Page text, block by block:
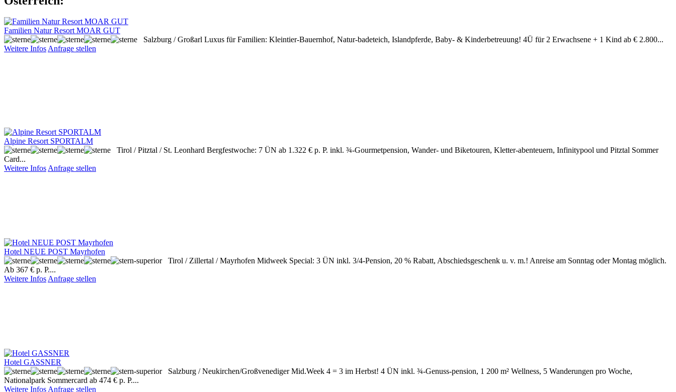
Familien Natur Resort MOAR GUT
Salzburg / Großarl Luxus für Familien: Kleintier-Bauernhof, Natur-badeteich, Islandpferde, Baby- & Kinderbetreuung! 4Ü für 2 Erwachsene + 1 Kind ab € 2.800...
Weitere InfosAnfrage stellen
Alpine Resort SPORTALM
Tirol / Pitztal / St. Leonhard Bergfestwoche: 7 ÜN ab 1.322 € p. P. inkl. ¾-Gourmetpension, Wander- und Biketouren, Kletter-abenteuern, Infinitypool und Pitztal Sommer
Card...
Weitere InfosAnfrage stellen
Hotel NEUE POST Mayrhofen
Tirol / Zillertal / Mayrhofen Midweek Special: 3 ÜN inkl. 3/4-Pension, 20 % Rabatt, Abschiedsgeschenk u. v. m.! Anreise am Sonntag oder Montag möglich.
Ab 367 € p. P....
Weitere InfosAnfrage stellen
Hotel GASSNER
Salzburg / Neukirchen/GroßvenedigerMid.Week 4 = 3 im Herbst! 4 ÜN inkl. ¾-Genuss-pension, 1 200 m² Wellness, 5 Wanderungen pro Woche,
Nationalpark Sommercard ab 474 € p. P....
Weitere InfosAnfrage stellen